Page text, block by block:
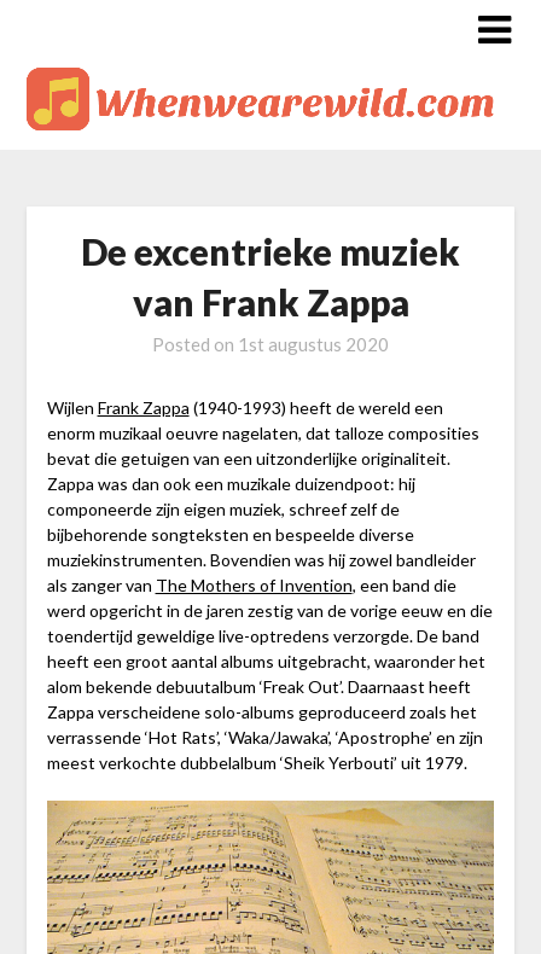
De excentrieke muziek
van Frank Zappa
Posted on 1st augustus 2020
Wijlen Frank Zappa (1940-1993) heeft de wereld een
enorm muzikaal oeuvre nagelaten, dat talloze composities
bevat die getuigen van een uitzonderlijke originaliteit.
Zappa was dan ook een muzikale duizendpoot: hij
componeerde zijn eigen muziek, schreef zelf de
bijbehorende songteksten en bespeelde diverse
muziekinstrumenten. Bovendien was hij zowel bandleider
als zanger van The Mothers of Invention, een band die
werd opgericht in de jaren zestig van de vorige eeuw en die
toendertijd geweldige live-optredens verzorgde. De band
heeft een groot aantal albums uitgebracht, waaronder het
alom bekende debuutalbum ‘Freak Out’. Daarnaast heeft
Zappa verscheidene solo-albums geproduceerd zoals het
verrassende ‘Hot Rats’, ‘Waka/Jawaka’, ‘Apostrophe’ en zijn
meest verkochte dubbelalbum ‘Sheik Yerbouti’ uit 1979.